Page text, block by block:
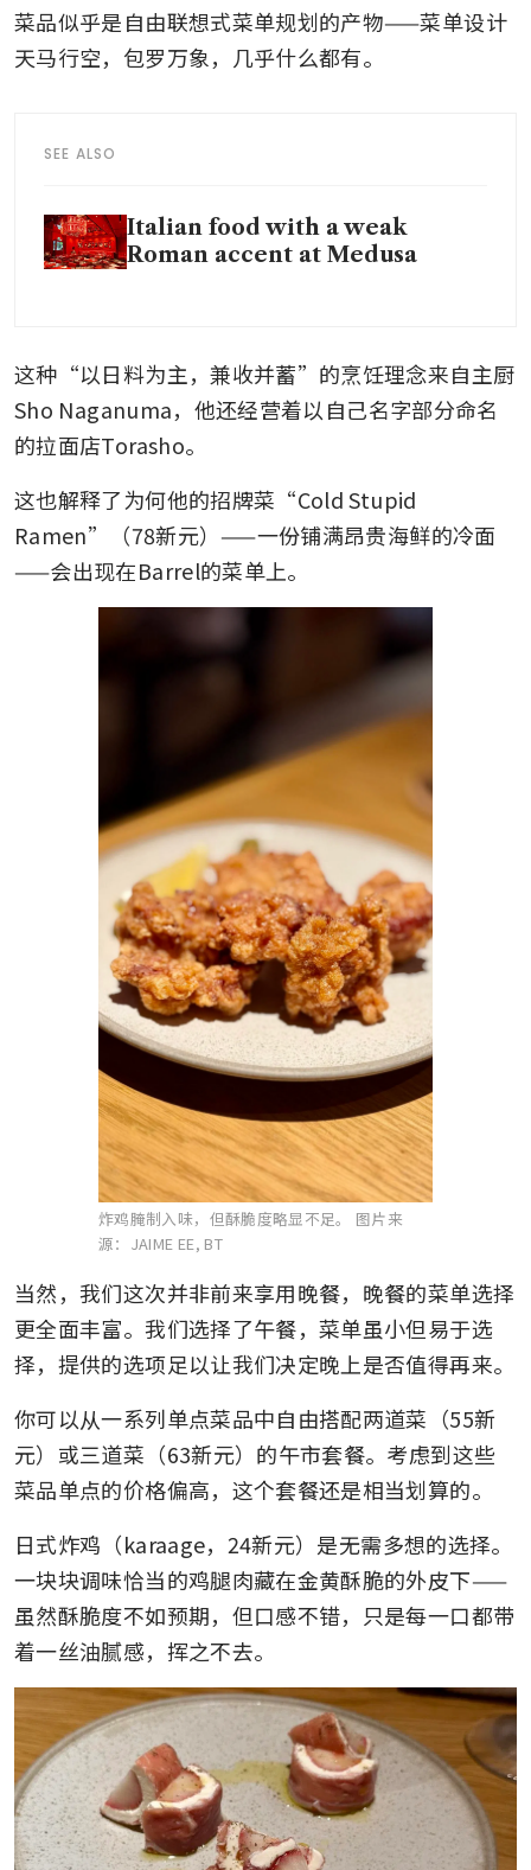
菜品似乎是自由联想式菜单规划的产物——菜单设计
天马行空，包罗万象，几乎什么都有。
SEE ALSO
Italian food with a weak
Roman accent at Medusa
这种“以日料为主，兼收并蓄”的烹饪理念来自主厨
Sho Naganuma，他还经营着以自己名字部分命名
的拉面店Torasho。
这也解释了为何他的招牌菜“Cold Stupid
Ramen”（78新元）——一份铺满昂贵海鲜的冷面
——会出现在Barrel的菜单上。
炸鸡腌制入味，但酥脆度略显不足。 图片来
源：JAIME EE, BT
当然，我们这次并非前来享用晚餐，晚餐的菜单选择
更全面丰富。我们选择了午餐，菜单虽小但易于选
择，提供的选项足以让我们决定晚上是否值得再来。
你可以从一系列单点菜品中自由搭配两道菜（55新
元）或三道菜（63新元）的午市套餐。考虑到这些
菜品单点的价格偏高，这个套餐还是相当划算的。
日式炸鸡（karaage，24新元）是无需多想的选择。
一块块调味恰当的鸡腿肉藏在金黄酥脆的外皮下——
虽然酥脆度不如预期，但口感不错，只是每一口都带
着一丝油腻感，挥之不去。